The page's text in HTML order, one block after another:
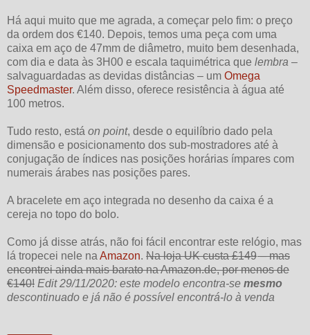
Há aqui muito que me agrada, a começar pelo fim: o preço
da ordem dos €140. Depois, temos uma peça com uma
caixa em aço de 47mm de diâmetro, muito bem desenhada,
com dia e data às 3H00 e escala taquimétrica que lembra –
salvaguardadas as devidas distâncias – um Omega
Speedmaster. Além disso, oferece resistência à água até
100 metros.
Tudo resto, está on point, desde o equilíbrio dado pela
dimensão e posicionamento dos sub-mostradores até à
conjugação de índices nas posições horárias ímpares com
numerais árabes nas posições pares.
A bracelete em aço integrada no desenho da caixa é a
cereja no topo do bolo.
Como já disse atrás, não foi fácil encontrar este relógio, mas
lá tropecei nele na Amazon. Na loja UK custa £149– mas
encontrei ainda mais barato na Amazon.de, por menos de
€140! Edit 29/11/2020: este modelo encontra-se mesmo
descontinuado e já não é possível encontrá-lo à venda